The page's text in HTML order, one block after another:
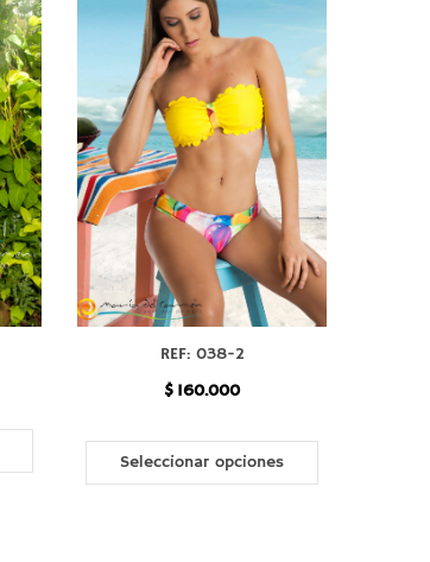
REF: 038-2
$ 160.000
Seleccionar opciones